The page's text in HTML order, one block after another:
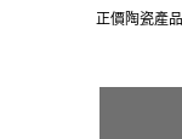
正價陶瓷產